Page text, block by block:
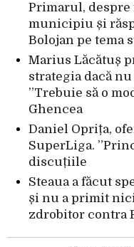
Primarul,
municipiu și
Bolojan pe tema
Marius Lăcătuș
strategia dacă
”Trebuie să o
Ghencea
Daniel Oprița,
SuperLiga.
discuțiile
Steaua a făcut
și nu a primit nici
zdrobitor contra